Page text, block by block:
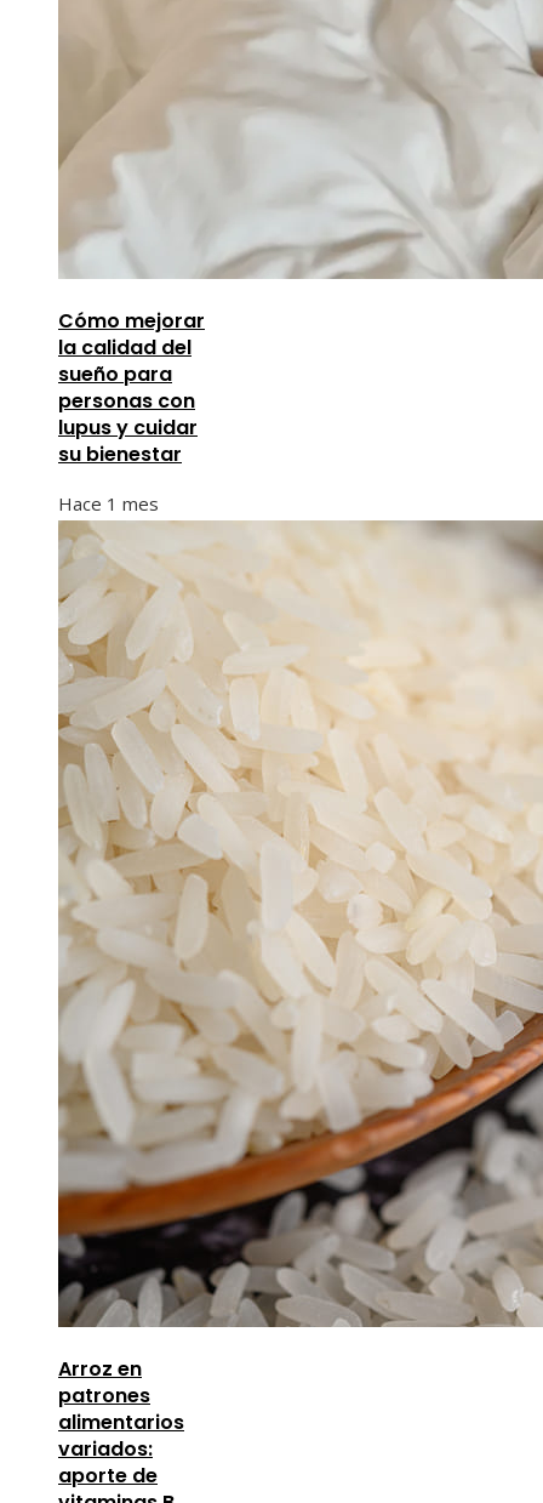
Cómo mejorar
la calidad del
sueño para
personas con
lupus y cuidar
su bienestar
Hace 1 mes
Arroz en
patrones
alimentarios
variados:
aporte de